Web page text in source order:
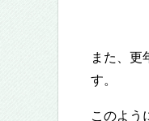
また、更
す。
このよう